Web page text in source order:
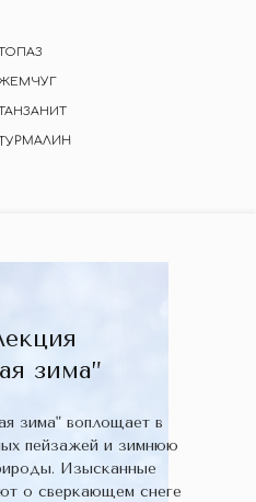
зима”
зима" воплощает в
пейзажей и зимнюю
Изысканные
о сверкающем снеге